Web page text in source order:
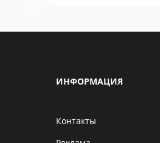
ИНФОРМАЦИЯ
Контакты